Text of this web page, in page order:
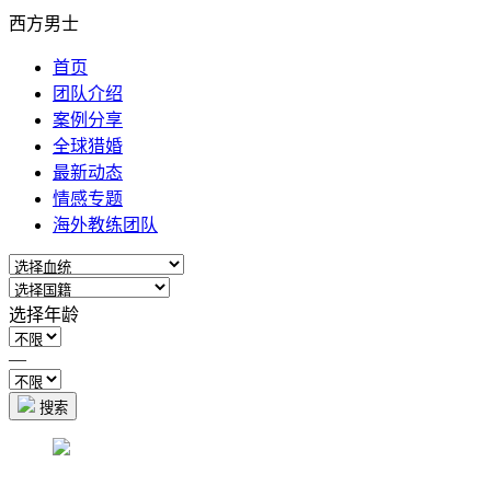
西方男士
首页
团队介绍
案例分享
全球猎婚
最新动态
情感专题
海外教练团队
选择年龄
—
搜索